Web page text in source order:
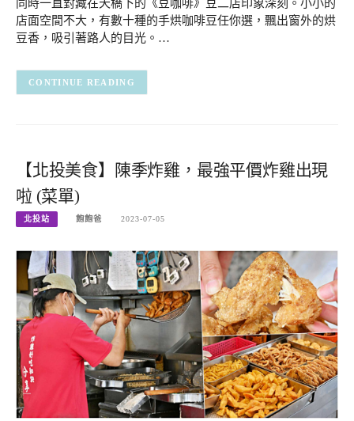
同時一直對藏在天橋下的《豆咖啡》豆二店印象深刻。小小的
店面空間不大，有數十種的手烘咖啡豆任你選，飄出窗外的烘
豆香，吸引著路人的目光。…
CONTINUE READING
【北投美食】陳季炸雞，最強平價炸雞出現
啦 (菜單)
北投站 飽飽爸 2023-07-05